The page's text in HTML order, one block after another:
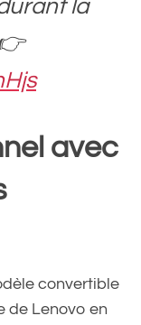
la
avec
convertible
de Lenovo en